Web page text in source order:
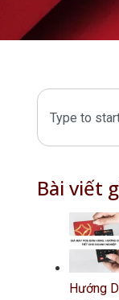
Bài viết
Hướng